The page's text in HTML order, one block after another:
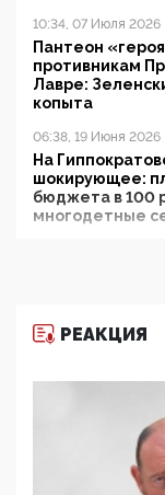
10:34, 07 Июля 2026
Пантеон
противникам
Лавре:
копыта
06:38, 19 Июня 2026
На
шокирующее:
бюджета в 100
многодетные
11:53, 09 Июня 2026
деятельность
повестку в
09:43, 01 Июня 2026
5G за счет
РЕАКЦИЯ